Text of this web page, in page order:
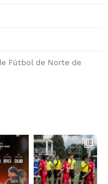
Fútbol de Norte de